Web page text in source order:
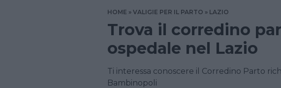
HOME VALIGIE PER IL PARTO LAZIO
Trova il corredino
ospedale nel Lazio
Ti interessa conoscere il Corredino Parto
Bambinopoli